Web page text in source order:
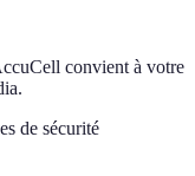
convient à votre
de sécurité